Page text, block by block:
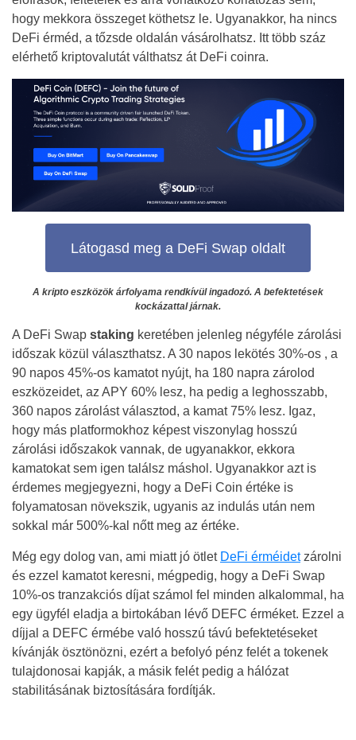
hogy mekkora összeget köthetsz le. Ugyanakkor, ha nincs
DeFi érméd, a tőzsde oldalán vásárolhatsz. Itt több száz
elérhető kriptovalutát válthatsz át DeFi coinra.
Látogasd meg a DeFi Swap oldalt
A kripto eszközök árfolyama rendkívül ingadozó. A befektetések
kockázattal járnak.
A DeFi Swap staking keretében jelenleg négyféle zárolási
időszak közül választhatsz. A 30 napos lekötés 30%-os , a
90 napos 45%-os kamatot nyújt, ha 180 napra zárolod
eszközeidet, az APY 60% lesz, ha pedig a leghosszabb,
360 napos zárolást választod, a kamat 75% lesz. Igaz,
hogy más platformokhoz képest viszonylag hosszú
zárolási időszakok vannak, de ugyanakkor, ekkora
kamatokat sem igen találsz máshol. Ugyanakkor azt is
érdemes megjegyezni, hogy a DeFi Coin értéke is
folyamatosan növekszik, ugyanis az indulás után nem
sokkal már 500%-kal nőtt meg az értéke.
Még egy dolog van, ami miatt jó ötlet DeFi érméidetzárolni
és ezzel kamatot keresni, mégpedig, hogy a DeFi Swap
10%-os tranzakciós díjat számol fel minden alkalommal, ha
egy ügyfél eladja a birtokában lévő DEFC érméket. Ezzel a
díjjal a DEFC érmébe való hosszú távú befektetéseket
kívánják ösztönözni, ezért a befolyó pénz felét a tokenek
tulajdonosai kapják, a másik felét pedig a hálózat
stabilitásának biztosítására fordítják.